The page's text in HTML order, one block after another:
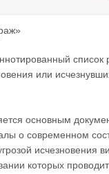
список
или
основным
о современном
исчезновения
которых